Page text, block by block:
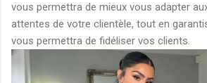
vous permettra de mieux vous adapter
attentes de votre clientèle, tout en
vous permettra de fidéliser vos clients.